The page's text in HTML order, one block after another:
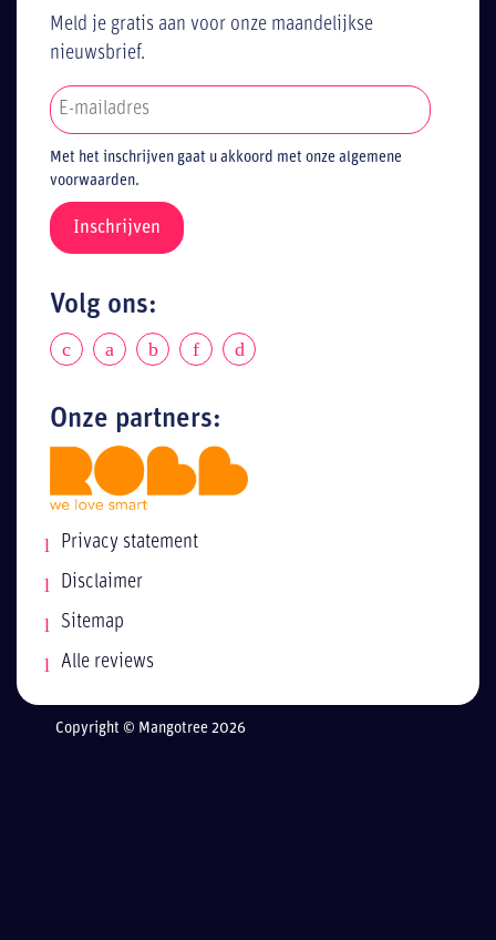
Meld je gratis aan voor onze maandelijkse
nieuwsbrief.
Met het inschrijven gaat u akkoord met onze algemene
voorwaarden.
Volg ons:
Onze partners:
Privacy statement
Disclaimer
Sitemap
Alle reviews
Copyright © Mangotree 2026